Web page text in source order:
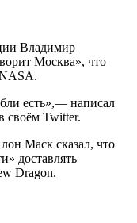
Владимир
Москва», что
есть»,— написал
своём Twitter.
Маск сказал, что
доставлять
Dragon.